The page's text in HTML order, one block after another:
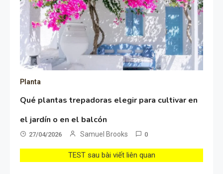
Planta
Qué plantas trepadoras elegir para cultivar en
el jardín o en el balcón
27/04/2026 Samuel Brooks 0
TEST sau bài viết liên quan